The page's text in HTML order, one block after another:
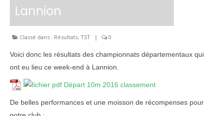
Lannion
Classé dans : Résultats, TST | 0
Voici donc les résultats des championnats départementaux qui
ont eu lieu ce week-end à Lannion.
Départ 10m 2016 classement
De belles performances et une moisson de récompenses pour